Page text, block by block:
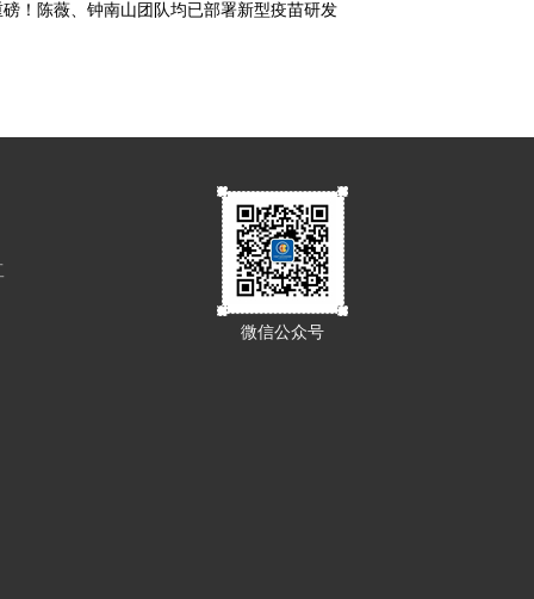
磅！陈薇、钟南山团队均已部署新型疫苗研发
微信公众号